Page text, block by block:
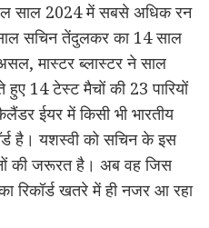
साल 2024 में सबसे अधिक रन
सचिन तेंदुलकर का 14 साल
मास्टर ब्लास्टर ने साल
14 टेस्ट मैचों की 23 पारियों
ईयर में किसी भी भारतीय
है। यशस्वी को सचिन के इस
की जरूरत है। अब वह जिस
रिकॉर्ड खतरे में ही नजर आ रहा